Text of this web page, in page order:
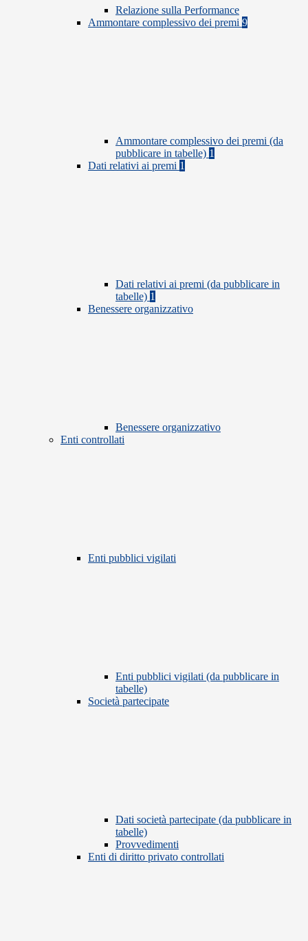
Relazione sulla Performance
Ammontare complessivo dei premi 9
Ammontare complessivo dei premi (da
pubblicare in tabelle) 1
Dati relativi ai premi 1
Dati relativi ai premi (da pubblicare in
tabelle) 1
Benessere organizzativo
Benessere organizzativo
Enti controllati
Enti pubblici vigilati
Enti pubblici vigilati (da pubblicare in
tabelle)
Società partecipate
Dati società partecipate (da pubblicare in
tabelle)
Provvedimenti
Enti di diritto privato controllati